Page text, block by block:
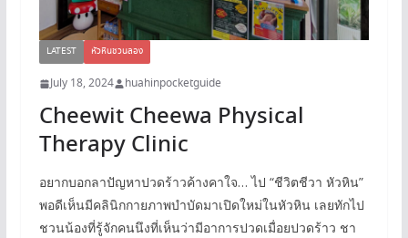
LATEST หัวหินชวนลอง
July 18, 2024 huahinpocketguide
Cheewit Cheewa Physical
Therapy Clinic
อยากบอกลาปัญหาปวดร้าวค้างคาใจ… ไป “ชีวิตชีวา หัวหิน”
พอดีเห็นมีคลินิกกายภาพบำบัดมาเปิดใหม่ในหัวหิน เลยทักไป
ชวนน้องที่รู้จักคนนึงที่เห็นว่ามีอาการปวดเมื่อยปวดร้าว ชา